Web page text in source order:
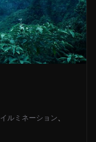
イルミネーション、